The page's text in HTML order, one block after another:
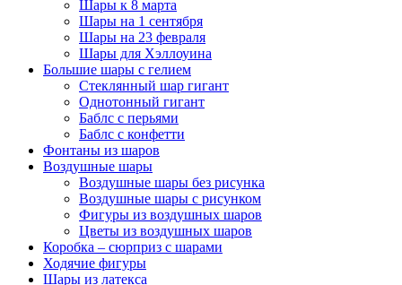
Шары к 8 марта
Шары на 1 сентября
Шары на 23 февраля
Шары для Хэллоуина
Большие шары с гелием
Стеклянный шар гигант
Однотонный гигант
Баблс с перьями
Баблс с конфетти
Фонтаны из шаров
Воздушные шары
Воздушные шары без рисунка
Воздушные шары с рисунком
Фигуры из воздушных шаров
Цветы из воздушных шаров
Коробка – сюрприз с шарами
Ходячие фигуры
Шары из латекса